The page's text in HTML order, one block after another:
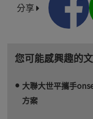
分享
您可能感興趣的
大聯大世平攜手
方案